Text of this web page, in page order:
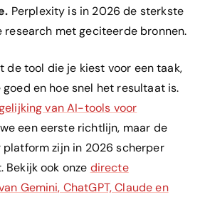
Perplexity is in 2026 de sterkste
met geciteerde bronnen.
de tool die je kiest voor een taak,
en hoe snel het resultaat is.
van AI-tools voor
een eerste richtlijn, maar de
zijn in 2026 scherper
Bekijk ook onze directe
Gemini, ChatGPT, Claude en